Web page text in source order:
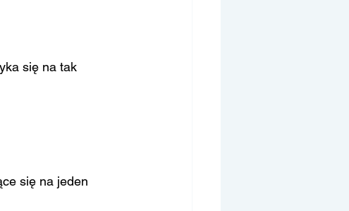
się na tak
się na jeden